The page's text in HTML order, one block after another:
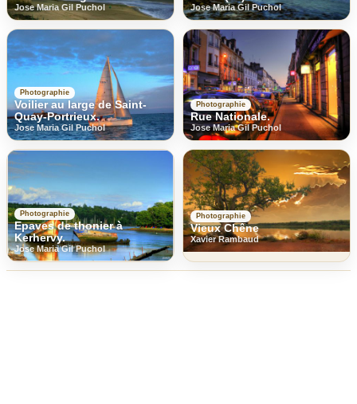
Jose Maria Gil Puchol Jose Maria Gil Puchol
Photographie
Voilier au large de Saint-
Quay-Portrieux.
Jose Maria Gil Puchol
Photographie
Rue Nationale.
Jose Maria Gil Puchol
Photographie
Epaves de thonier à
Kerhervy.
Jose Maria Gil Puchol
Photographie
Vieux Chêne
Xavier Rambaud